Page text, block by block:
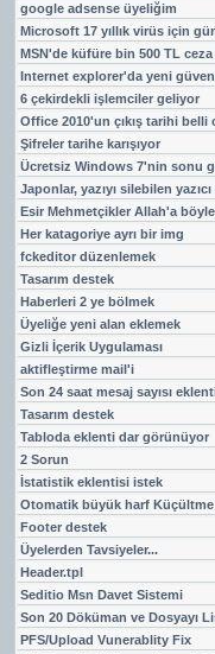
google adsense üyeliğim
Microsoft 17 yıllık virüs için
MSN'de küfüre bin 500 TL ceza
Internet explorer'da yeni
6 çekirdekli işlemciler geliyor
Office 2010'un çıkış tarihi belli
Şifreler tarihe karışıyor
Ücretsiz Windows 7'nin sonu
Japonlar, yazıyı silebilen
Esir Mehmetçikler Allah'a böyle
Her katagoriye ayrı bir img
fckeditor düzenlemek
Tasarım destek
Haberleri 2 ye bölmek
Üyeliğe yeni alan eklemek
Gizli İçerik Uygulaması
aktifleştirme mail'i
Son 24 saat mesaj sayısı
Tasarım destek
Tabloda eklenti dar görünüyor
2 Sorun
İstatistik eklentisi istek
Otomatik büyük harf Küçültme
Footer destek
Üyelerden Tavsiyeler...
Header.tpl
Seditio Msn Davet Sistemi
Son 20 Döküman ve Dosyayı
PFS/Upload Vunerablity Fix